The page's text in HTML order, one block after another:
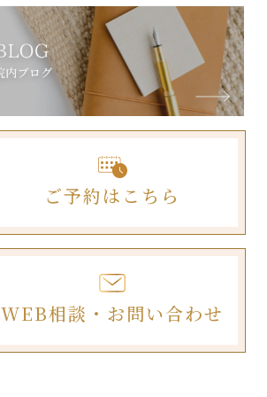
ご予約はこちら
WEB相談・お問い合わせ